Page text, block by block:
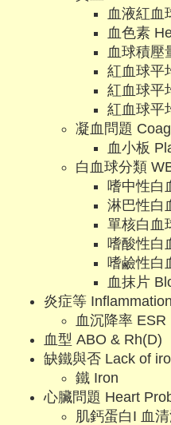
血液紅血
血色素
血球積壓
紅血球平
紅血球平
紅血球平
凝血問題
血小板
白血球分類
嗜中性白
淋巴性白
單核白血
嗜酸性白
嗜鹼性白
血抹片
炎症等
血沉降率 ESR
血型 ABO & Rh(D)
缺鐵與否 Lack of
鐵 Iron
心臟問題 Heart
肌鈣蛋白I 血